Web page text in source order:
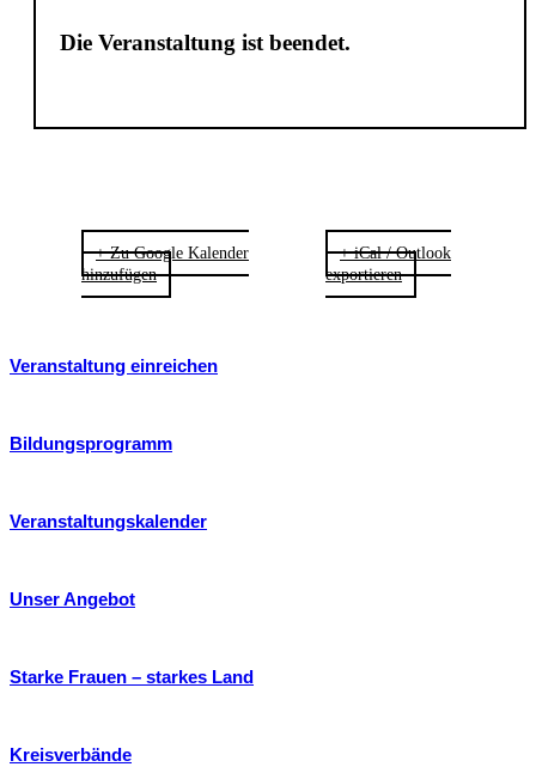
Die Veranstaltung ist beendet.
+ Zu Google Kalender
hinzufügen
+ iCal / Outlook
exportieren
Veranstaltung einreichen
Bildungsprogramm
Veranstaltungskalender
Unser Angebot
Starke Frauen – starkes Land
Kreisverbände